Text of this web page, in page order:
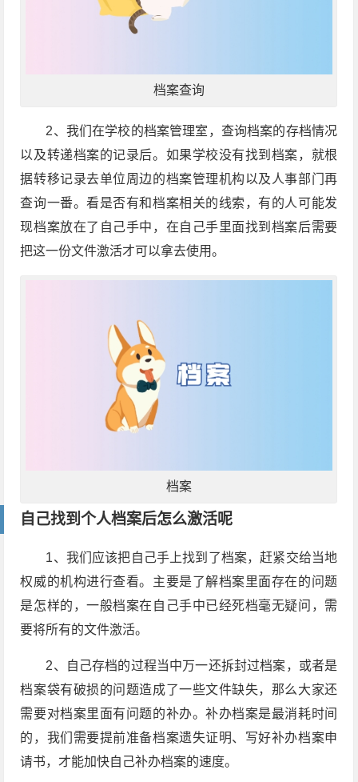
档案查询
2、我们在学校的档案管理室，查询档案的存档情况
以及转递档案的记录后。如果学校没有找到档案，就根
据转移记录去单位周边的档案管理机构以及人事部门再
查询一番。看是否有和档案相关的线索，有的人可能发
现档案放在了自己手中，在自己手里面找到档案后需要
把这一份文件激活才可以拿去使用。
档案
自己找到个人档案后怎么激活呢
1、我们应该把自己手上找到了档案，赶紧交给当地
权威的机构进行查看。主要是了解档案里面存在的问题
是怎样的，一般档案在自己手中已经死档毫无疑问，需
要将所有的文件激活。
2、自己存档的过程当中万一还拆封过档案，或者是
档案袋有破损的问题造成了一些文件缺失，那么大家还
需要对档案里面有问题的补办。补办档案是最消耗时间
的，我们需要提前准备档案遗失证明、写好补办档案申
请书，才能加快自己补办档案的速度。